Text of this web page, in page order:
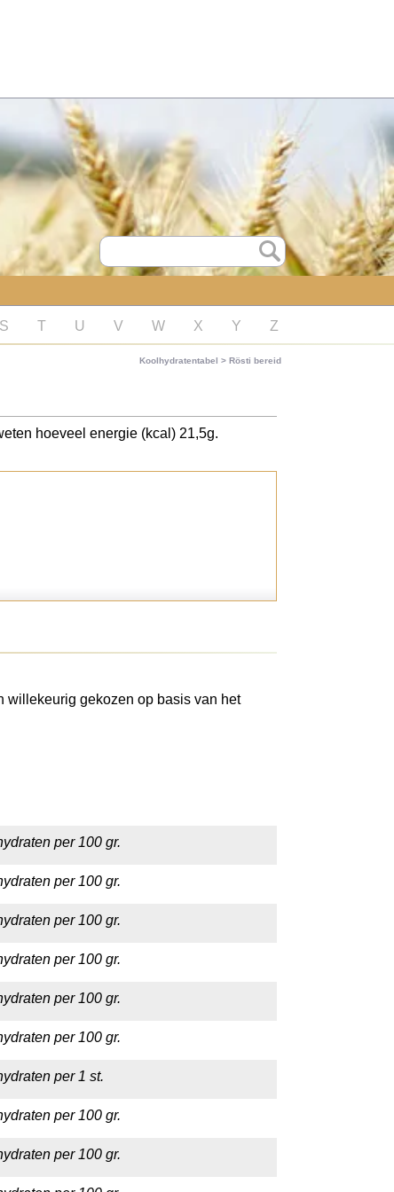
S T U V W X Y Z
Koolhydratentabel > Rösti bereid
hoeveel energie (kcal) 21,5g.
willekeurig gekozen op basis van het
per 100 gr.
per 100 gr.
per 100 gr.
per 100 gr.
per 100 gr.
per 100 gr.
per 1 st.
per 100 gr.
per 100 gr.